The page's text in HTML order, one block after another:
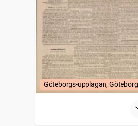
Göteborgs-upplagan, Göteborg